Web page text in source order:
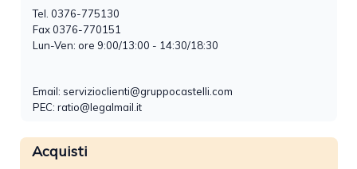
Tel. 0376-775130
Fax 0376-770151
Lun-Ven: ore 9:00/13:00 - 14:30/18:30
Email: servizioclienti@gruppocastelli.com
PEC: ratio@legalmail.it
Acquisti